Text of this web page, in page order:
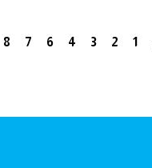
1
2
3
4
6
7
8